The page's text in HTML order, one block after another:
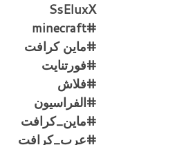
SsEluxX
#minecraft
#ماين كرافت
#فورتنايت
#فلاش
#الفراسيون
#ماين_كرافت
#عرب_كرافت